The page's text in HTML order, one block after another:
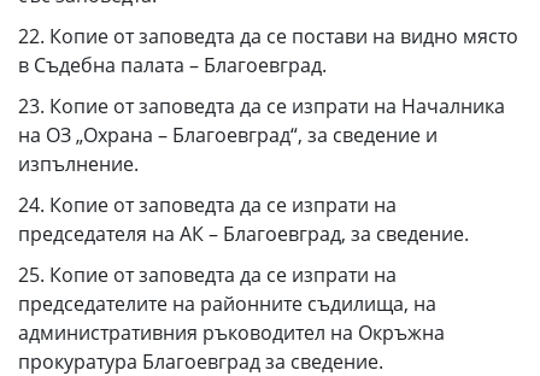
22. Копие от заповедта да се постави на видно място
в Съдебна палата – Благоевград.
23. Копие от заповедта да се изпрати на Началника
на ОЗ „Охрана – Благоевград“, за сведение и
изпълнение.
24. Копие от заповедта да се изпрати на
председателя на АК – Благоевград, за сведение.
25. Копие от заповедта да се изпрати на
председателите на районните съдилища, на
административния ръководител на Окръжна
прокуратура Благоевград за сведение.